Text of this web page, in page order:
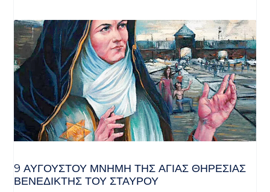
9 ΑΥΓΟΥΣΤΟΥ ΜΝΗΜΗ ΤΗΣ ΑΓΙΑΣ ΘΗΡΕΣΙΑΣ
ΒΕΝΕΔΙΚΤΗΣ ΤΟΥ ΣΤΑΥΡΟΥ